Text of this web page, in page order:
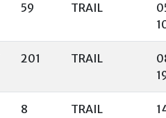
59 TRAIL
201 TRAIL
8 TRAIL